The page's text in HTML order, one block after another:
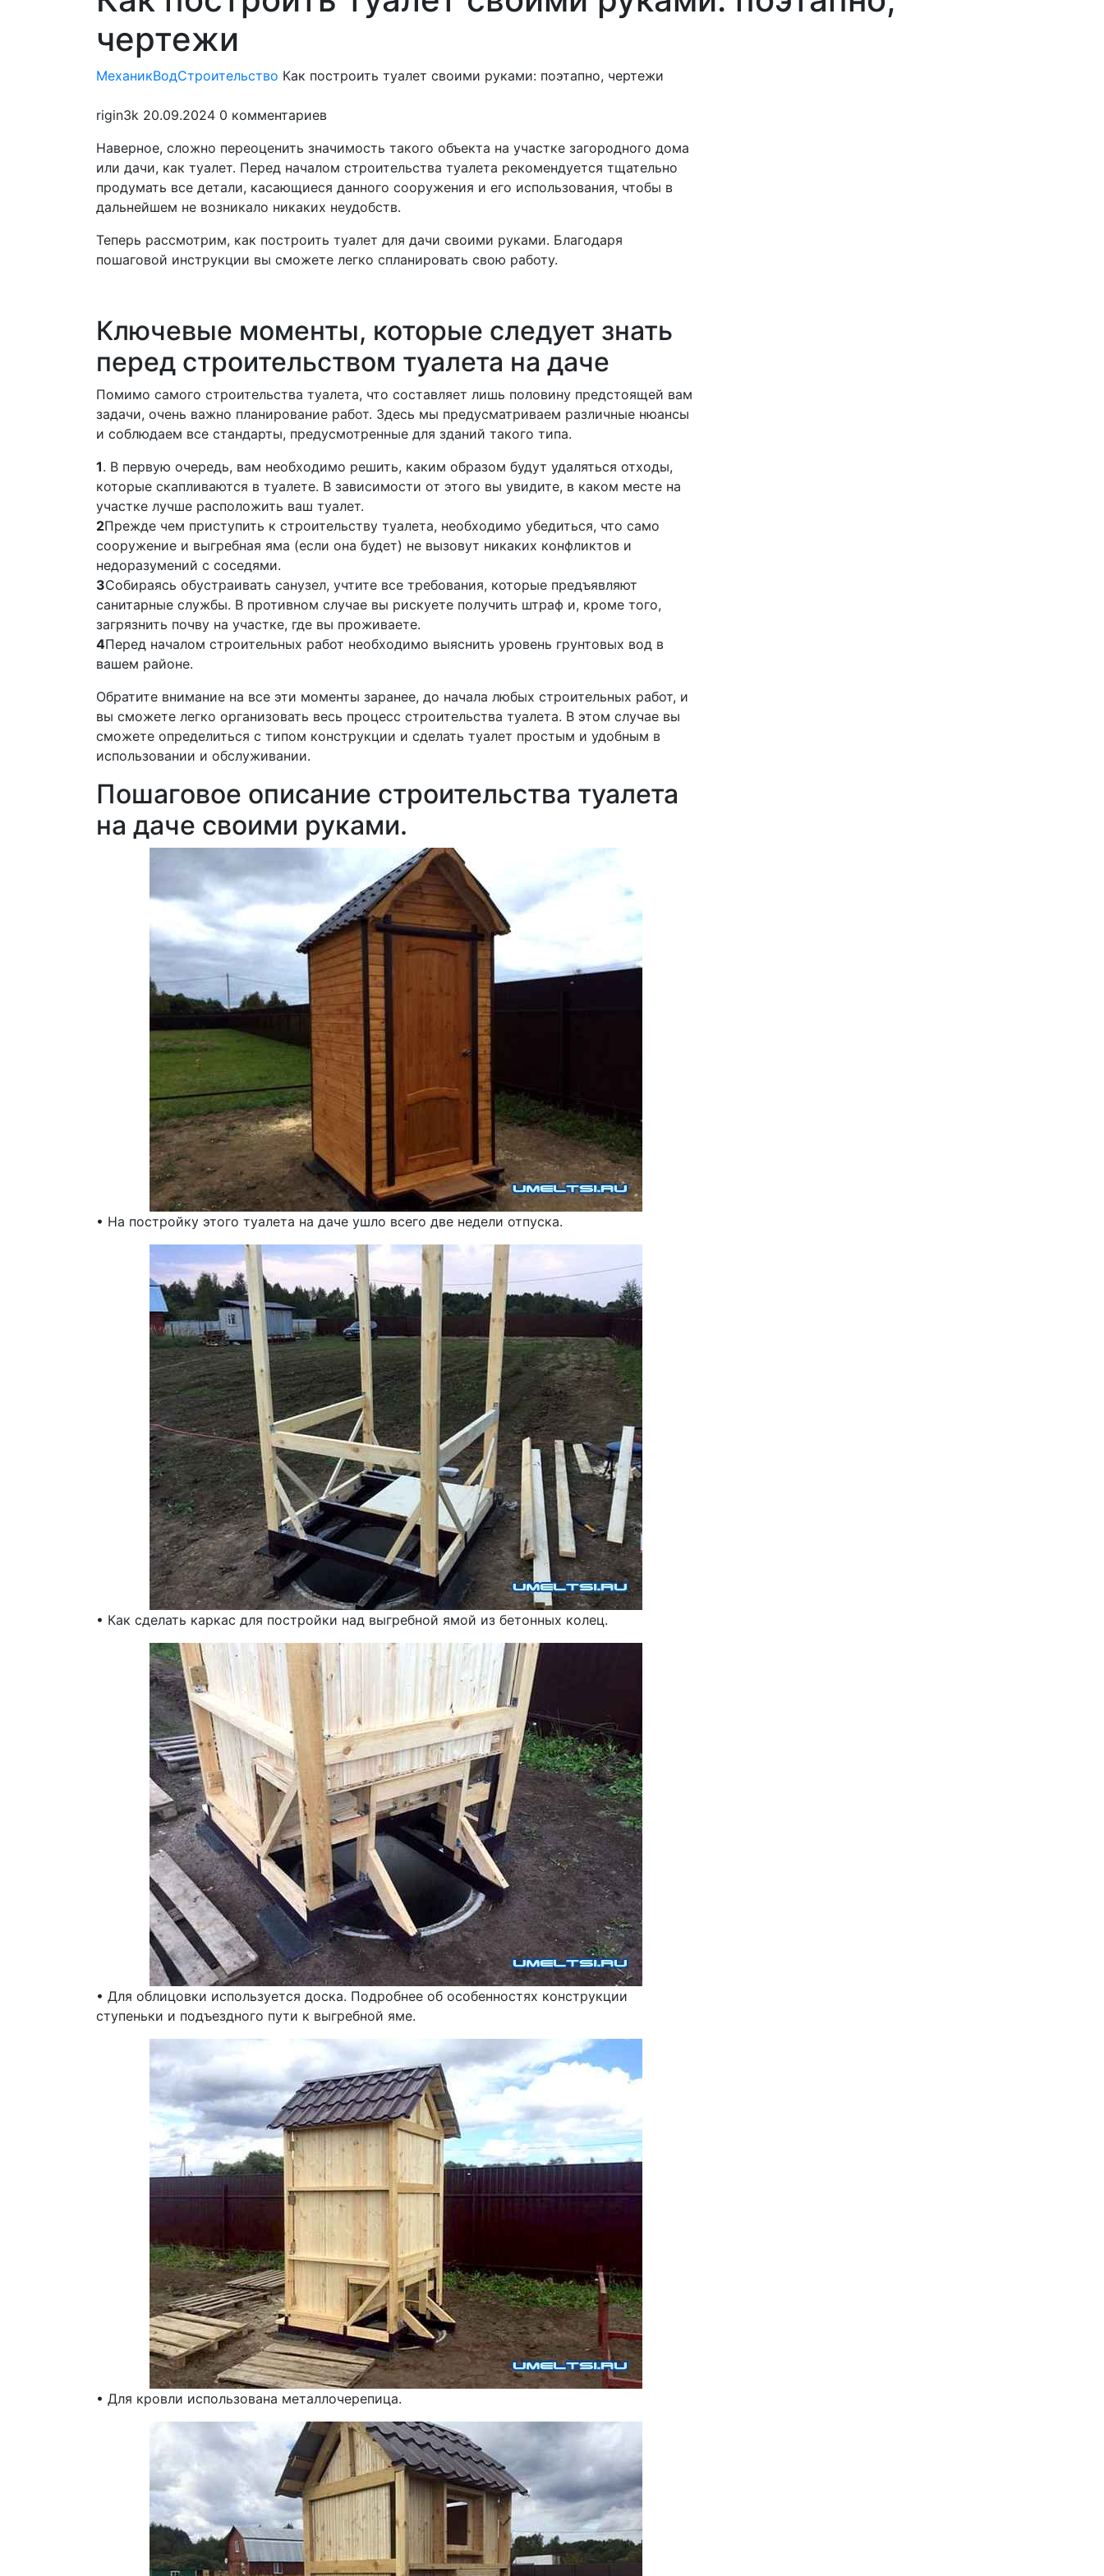
меню
чертежи
МеханикВодСтроительство Как построить туалет своими руками: поэтапно, чертежи
rigin3k 20.09.2024 0 комментариев
Наверное, сложно переоценить значимость такого объекта на участке загородного дома
или дачи, как туалет. Перед началом строительства туалета рекомендуется тщательно
продумать все детали, касающиеся данного сооружения и его использования, чтобы в
дальнейшем не возникало никаких неудобств.
Теперь рассмотрим, как построить туалет для дачи своими руками. Благодаря
пошаговой инструкции вы сможете легко спланировать свою работу.
Ключевые моменты, которые следует знать
перед строительством туалета на даче
Помимо самого строительства туалета, что составляет лишь половину предстоящей вам
задачи, очень важно планирование работ. Здесь мы предусматриваем различные нюансы
и соблюдаем все стандарты, предусмотренные для зданий такого типа.
1. В первую очередь, вам необходимо решить, каким образом будут удаляться отходы,
которые скапливаются в туалете. В зависимости от этого вы увидите, в каком месте на
участке лучше расположить ваш туалет.
2Прежде чем приступить к строительству туалета, необходимо убедиться, что само
сооружение и выгребная яма (если она будет) не вызовут никаких конфликтов и
недоразумений с соседями.
3Собираясь обустраивать санузел, учтите все требования, которые предъявляют
санитарные службы. В противном случае вы рискуете получить штраф и, кроме того,
загрязнить почву на участке, где вы проживаете.
4Перед началом строительных работ необходимо выяснить уровень грунтовых вод в
вашем районе.
Обратите внимание на все эти моменты заранее, до начала любых строительных работ, и
вы сможете легко организовать весь процесс строительства туалета. В этом случае вы
сможете определиться с типом конструкции и сделать туалет простым и удобным в
использовании и обслуживании.
Пошаговое описание строительства туалета
на даче своими руками.
• На постройку этого туалета на даче ушло всего две недели отпуска.
• Как сделать каркас для постройки над выгребной ямой из бетонных колец.
• Для облицовки используется доска. Подробнее об особенностях конструкции
ступеньки и подъездного пути к выгребной яме.
• Для кровли использована металлочерепица.